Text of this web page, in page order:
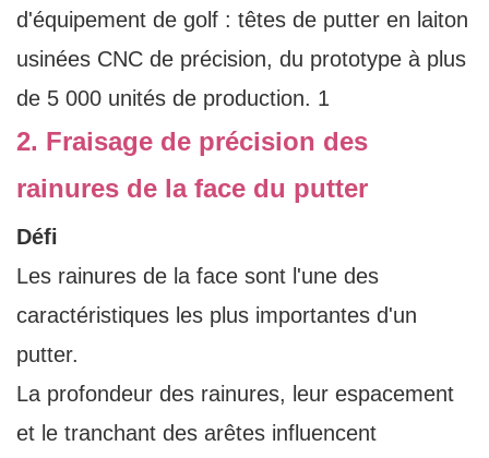
2. Fraisage de précision des
rainures de la face du putter
Défi
Les rainures de la face sont l'une des
caractéristiques les plus importantes d'un
putter.
La profondeur des rainures, leur espacement
et le tranchant des arêtes influencent